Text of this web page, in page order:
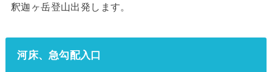
釈迦ヶ岳登山出発します。
河床、急勾配入口